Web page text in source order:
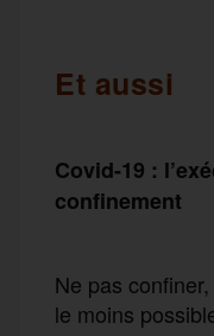
Et aussi
Covid-19 :
confinement
Ne pas
le moins